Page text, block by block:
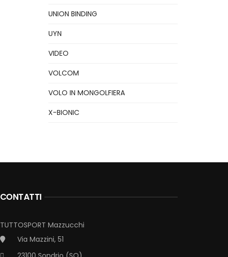
UNION BINDING
UYN
VIDEO
VOLCOM
VOLO IN MONGOLFIERA
X-BIONIC
CONTATTI
TUTTOSPORT Mazzucchi
Via Mazzini, 51